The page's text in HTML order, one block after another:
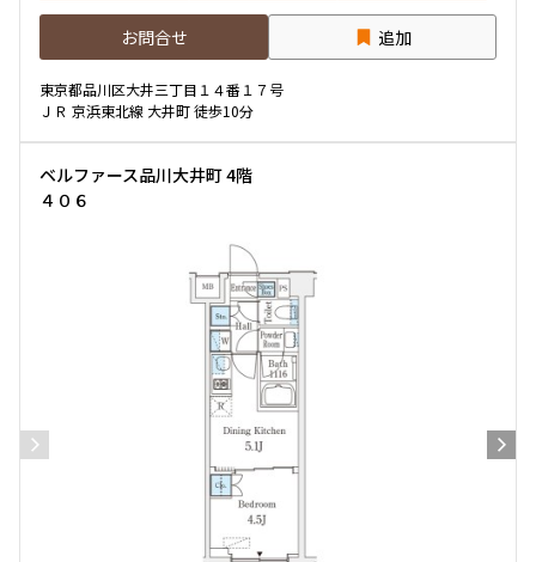
お問合せ 追加
東京都品川区大井三丁目１４番１７号
ＪＲ 京浜東北線 大井町 徒歩10分
ベルファース品川大井町 4階
４０６